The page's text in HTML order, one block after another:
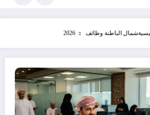
شمال الباطنة وظائف 2026